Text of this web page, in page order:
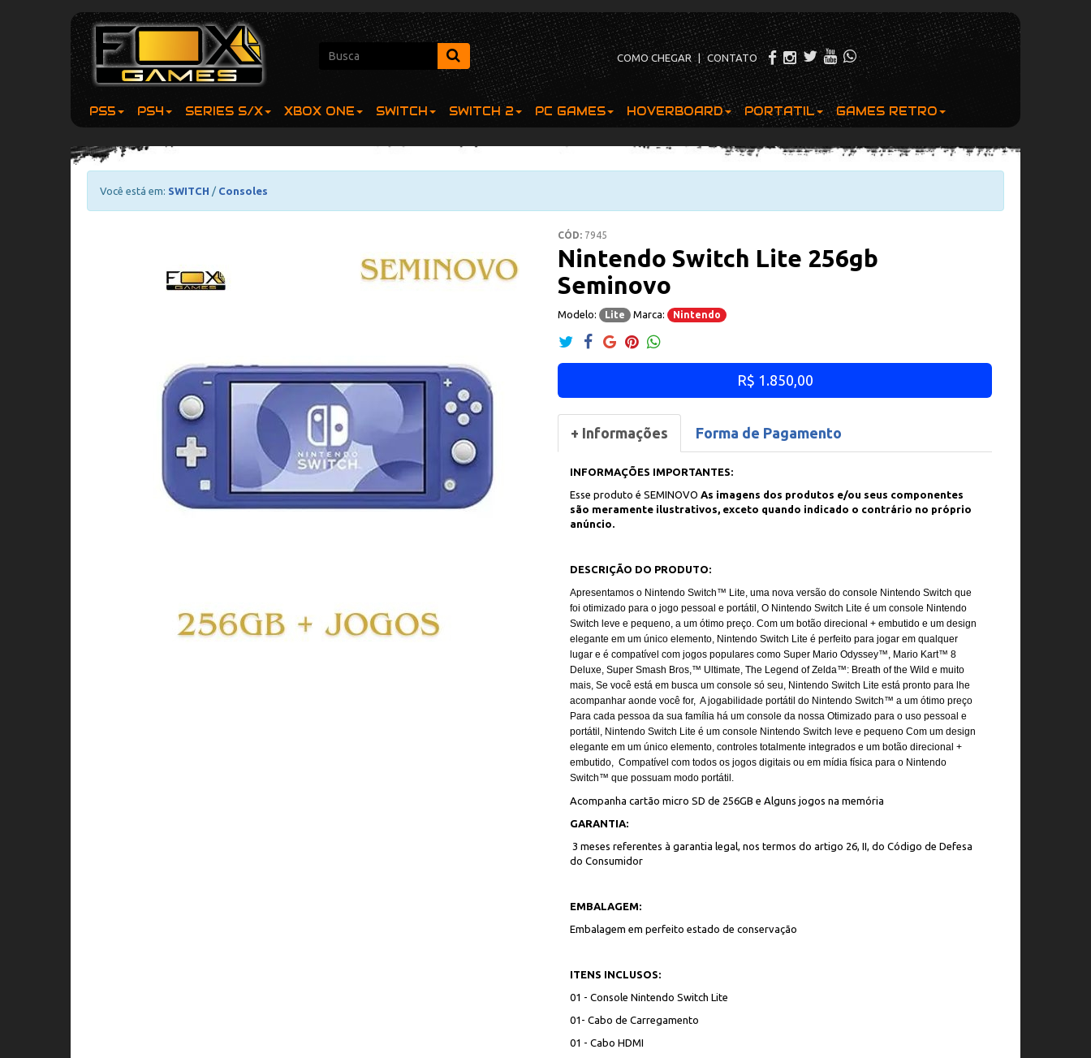
COMO CHEGAR | CONTATO
PS5 PS4 SERIES S/X XBOX ONE SWITCH SWITCH 2 PC GAMES HOVERBOARD PORTATIL GAMES RETRO
Você está em: SWITCH / Consoles
CÓD: 7945
Nintendo Switch Lite 256gb
Seminovo
Modelo: Lite Marca: Nintendo
R$ 1.850,00
+ Informações Forma de Pagamento
INFORMAÇÕES IMPORTANTES:
Esse produto é SEMINOVO As imagens dos produtos e/ou seus componentes
são meramente ilustrativos, exceto quando indicado o contrário no próprio
anúncio.
DESCRIÇÃO DO PRODUTO:
Apresentamos o Nintendo Switch™ Lite, uma nova versão do console Nintendo Switch que
foi otimizado para o jogo pessoal e portátil, O Nintendo Switch Lite é um console Nintendo
Switch leve e pequeno, a um ótimo preço. Com um botão direcional + embutido e um design
elegante em um único elemento, Nintendo Switch Lite é perfeito para jogar em qualquer
lugar e é compatível com jogos populares como Super Mario Odyssey™, Mario Kart™ 8
Deluxe, Super Smash Bros,™ Ultimate, The Legend of Zelda™: Breath of the Wild e muito
mais, Se você está em busca um console só seu, Nintendo Switch Lite está pronto para lhe
acompanhar aonde você for, A jogabilidade portátil do Nintendo Switch™ a um ótimo preço
Para cada pessoa da sua família há um console da nossa Otimizado para o uso pessoal e
portátil, Nintendo Switch Lite é um console Nintendo Switch leve e pequeno Com um design
elegante em um único elemento, controles totalmente integrados e um botão direcional +
embutido, Compatível com todos os jogos digitais ou em mídia física para o Nintendo
Switch™ que possuam modo portátil.
Acompanha cartão micro SD de 256GB e Alguns jogos na memória
GARANTIA:
3 meses referentes à garantia legal, nos termos do artigo 26, II, do Código de Defesa
do Consumidor
EMBALAGEM:
Embalagem em perfeito estado de conservação
ITENS INCLUSOS:
01 - Console Nintendo Switch Lite
01- Cabo de Carregamento
01 - Cabo HDMI